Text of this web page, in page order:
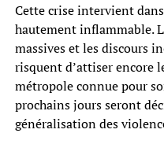
Cette crise intervient
hautement inflammable.
massives et les discours
risquent d’attiser encore
métropole connue pour
prochains jours seront
généralisation des